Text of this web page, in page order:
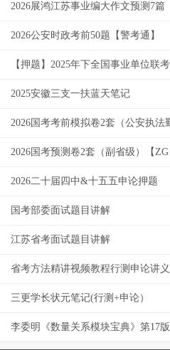
2026展鸿江苏事业编大作文预测7篇
2026公安时政考前50题【警考通】
【押题】2025年下全国事业单位联
2025安徽三支一扶蓝天笔记
2026国考考前模拟卷2套（公安执法
2026国考预测卷2套（副省级）【ZG
2026二十届四中&十五五申论押题
国考部委面试题目讲解
江苏省考面试题目讲解
省考方法精讲视频教程行测申论讲义
三更学长状元笔记(行测+申论）
李委明《数量关系模块宝典》第17版